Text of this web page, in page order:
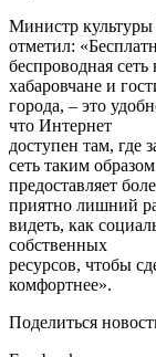
Министр культуры
отметил:
беспроводная
хабаровчане и
города, – это
что Интернет
доступен там, где
сеть таким образом
предоставляет
приятно лишний
видеть, как
собственных
ресурсов, чтобы
комфортнее».
Поделиться